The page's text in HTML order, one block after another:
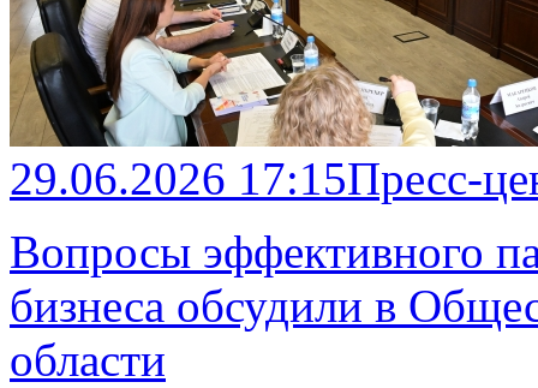
29.06.2026 17:15Пресс-
Вопросы эффективного
бизнеса обсудили в
области